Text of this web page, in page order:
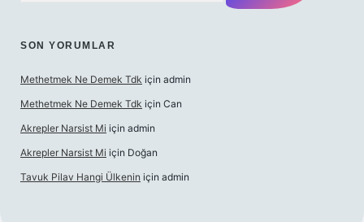
SON YORUMLAR
Methetmek Ne Demek Tdk için admin
Methetmek Ne Demek Tdk için Can
Akrepler Narsist Mi için admin
Akrepler Narsist Mi için Doğan
Tavuk Pilav Hangi Ülkenin için admin